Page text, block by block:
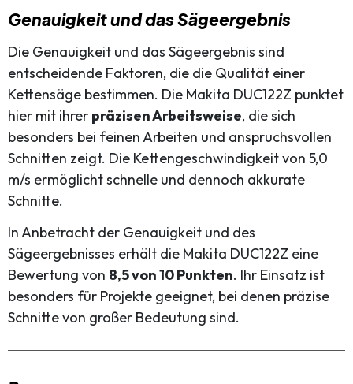
Genauigkeit und das Sägeergebnis
Die Genauigkeit und das Sägeergebnis sind
entscheidende Faktoren, die die Qualität einer
Kettensäge bestimmen. Die Makita DUC122Z punktet
hier mit ihrer präzisen Arbeitsweise, die sich
besonders bei feinen Arbeiten und anspruchsvollen
Schnitten zeigt. Die Kettengeschwindigkeit von 5,0
m/s ermöglicht schnelle und dennoch akkurate
Schnitte.
In Anbetracht der Genauigkeit und des
Sägeergebnisses erhält die Makita DUC122Z eine
Bewertung von 8,5 von 10 Punkten. Ihr Einsatz ist
besonders für Projekte geeignet, bei denen präzise
Schnitte von großer Bedeutung sind.